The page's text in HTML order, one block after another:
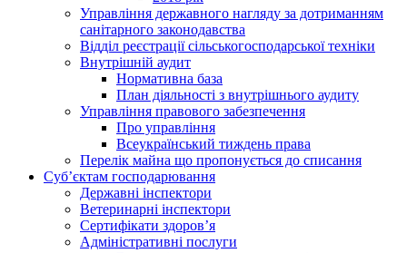
Управління державного нагляду за дотриманням
санітарного законодавства
Відділ реєстрації сільськогосподарської техніки
Внутрішній аудит
Нормативна база
План діяльності з внутрішнього аудиту
Управління правового забезпечення
Про управління
Всеукраїнський тиждень права
Перелік майна що пропонується до списання
Суб’єктам господарювання
Державні інспектори
Ветеринарні інспектори
Сертифікати здоров’я
Адміністративні послуги